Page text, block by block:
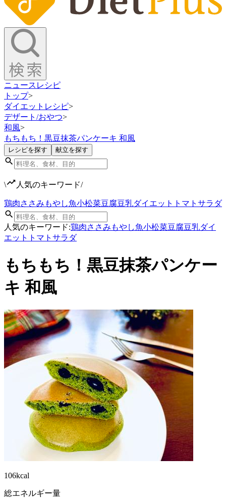
ニュース レシピ
トップ>
ダイエットレシピ>
デザート/おやつ>
和風>
もちもち！黒豆抹茶パンケーキ 和風
レシピを探す 献立を探す
\ 人気のキーワード/
鶏肉ささみ もやし魚小松菜豆腐豆乳ダイエット トマト サラダ
人気のキーワード:鶏肉ささみ もやし魚小松菜豆腐豆乳ダイ
エット トマト サラダ
もちもち！黒豆抹茶パンケー
キ 和風
106kcal
総エネルギー量